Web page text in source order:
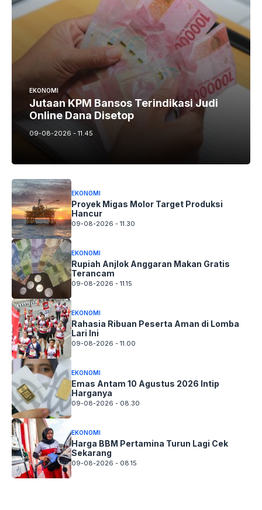
EKONOMI
Jutaan KPM Bansos Terindikasi Judi
Online Dana Disetop
09-08-2026 - 11.45
EKONOMI
Proyek Migas Molor Target Produksi
Hancur
09-08-2026 - 11.30
EKONOMI
Rupiah Anjlok Anggaran Makan Gratis
Terancam
09-08-2026 - 11.15
EKONOMI
Rahasia Ribuan Peserta Aman di Lomba
Lari Ini
09-08-2026 - 11.00
EKONOMI
Emas Antam 10 Agustus 2026 Intip
Harganya
09-08-2026 - 08.30
EKONOMI
Harga BBM Pertamina Turun Lagi Cek
Sekarang
09-08-2026 - 08.15